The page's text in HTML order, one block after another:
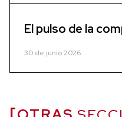
El pulso de la
30 de junio 2026